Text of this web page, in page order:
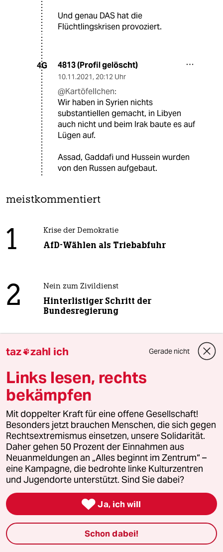
Und genau DAS hat die
Flüchtlingskrisen provoziert.
4G 4813 (Profil gelöscht)
10.11.2021, 20:12 Uhr
@Kartöfellchen:
Wir haben in Syrien nichts
substantiellen gemacht, in Libyen
auch nicht und beim Irak baute es auf
Lügen auf.
Assad, Gaddafi und Hussein wurden
von den Russen aufgebaut.
meistkommentiert
1 Krise der Demokratie
AfD-Wählen als Triebabfuhr
2 Nein zum Zivildienst
Hinterlistiger Schritt der
Bundesregierung
3 Bundeszentrale für politische Bildung
Zurück zu den antikommunistischen
Wurzeln
4 Unfall von CDU-Abgeordnetem
Thomas Bareiß crasht bei voller
Dröhnung
5 Niedrigwasser in Mittel- und Osteuropa
Stromkrise mit Ansage
6 Der Urknall
taz zahl ich Gerade nicht
Links lesen, rechts
bekämpfen
Mit doppelter Kraft für eine offene Gesellschaft!
Besonders jetzt brauchen Menschen, die sich gegen
Rechtsextremismus einsetzen, unsere Solidarität.
Daher gehen 50 Prozent der Einnahmen aus
Neuanmeldungen an „Alles beginnt im Zentrum“ –
eine Kampagne, die bedrohte linke Kulturzentren
und Jugendorte unterstützt. Sind Sie dabei?
 Ja, ich will
Schon dabei!